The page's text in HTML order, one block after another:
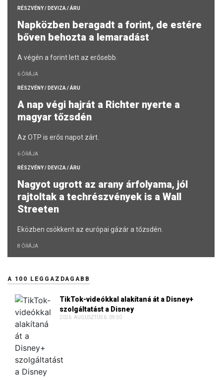
RÉSZVÉNY / DEVIZA / ÁRU
Napközben beragadt a forint, de estére
bőven behozta a lemaradást
A végén a forint lett az erősebb.
6 ÓRÁJA
RÉSZVÉNY / DEVIZA / ÁRU
A nap végi hajrát a Richter nyerte a
magyar tőzsdén
Az OTP is erős napot zárt.
6 ÓRÁJA
RÉSZVÉNY / DEVIZA / ÁRU
Nagyot ugrott az arany árfolyama, jól
rajtoltak a techrészvények is a Wall
Streeten
Eközben csökkent az európai gázár a tőzsdén.
8 ÓRÁJA
A 100 LEGGAZDAGABB
TikTok-videókkal alakítaná át a Disney+
szolgáltatást a Disney
2026. AUGUSZTUS 6. 09:30